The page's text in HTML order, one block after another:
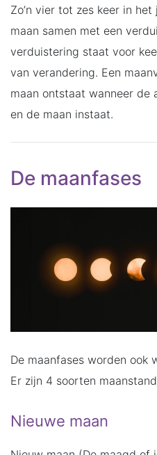
Zo’n vier tot zes keer in
maan samen met een
verduistering staat voor
van verandering. Een
maan ontstaat wanneer de
en de maan instaat.
De maanfases
De maanfases worden ook
Er zijn 4 soorten
Nieuwe maan